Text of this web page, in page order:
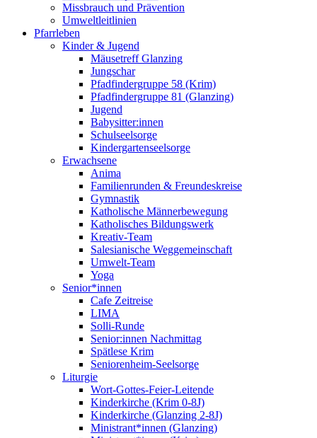
Missbrauch und Prävention
Umweltleitlinien
Pfarrleben
Kinder & Jugend
Mäusetreff Glanzing
Jungschar
Pfadfindergruppe 58 (Krim)
Pfadfindergruppe 81 (Glanzing)
Jugend
Babysitter:innen
Schulseelsorge
Kindergartenseelsorge
Erwachsene
Anima
Familienrunden & Freundeskreise
Gymnastik
Katholische Männerbewegung
Katholisches Bildungswerk
Kreativ-Team
Salesianische Weggemeinschaft
Umwelt-Team
Yoga
Senior*innen
Cafe Zeitreise
LIMA
Solli-Runde
Senior:innen Nachmittag
Spätlese Krim
Seniorenheim-Seelsorge
Liturgie
Wort-Gottes-Feier-Leitende
Kinderkirche (Krim 0-8J)
Kinderkirche (Glanzing 2-8J)
Ministrant*innen (Glanzing)